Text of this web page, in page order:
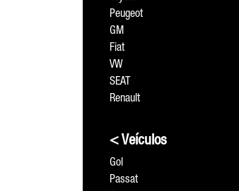
Peugeot
GM
Fiat
VW
SEAT
Renault
< Veículos
Gol
Passat